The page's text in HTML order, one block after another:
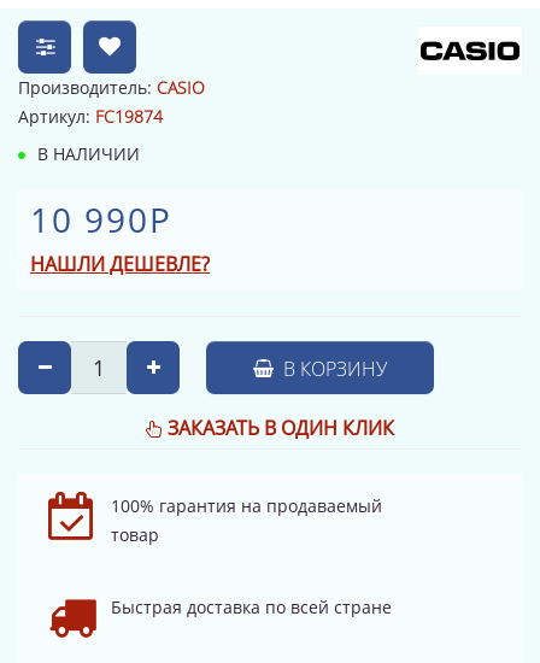
Производитель: CASIO
Артикул: FC19874
В НАЛИЧИИ
10 990Р
НАШЛИ ДЕШЕВЛЕ?
В КОРЗИНУ
ЗАКАЗАТЬ В ОДИН КЛИК
100% гарантия на продаваемый
товар
Быстрая доставка по всей стране